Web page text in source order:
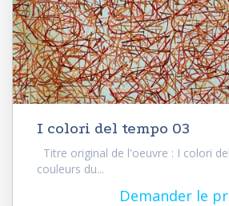
I colori del tempo 03
Titre original de l'oeuvre : I colori
couleurs du...
Demander le